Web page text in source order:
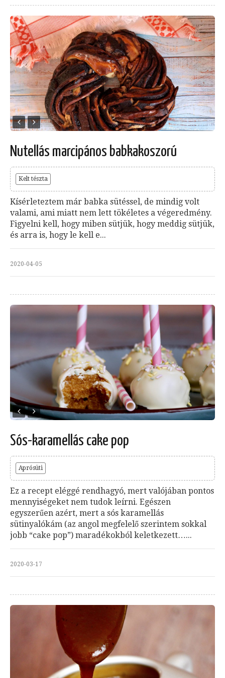
Nutellás marcipános babkakoszorú
Kelt tészta
Kísérleteztem már babka sütéssel, de mindig volt
valami, ami miatt nem lett tökéletes a végeredmény.
Figyelni kell, hogy miben sütjük, hogy meddig sütjük,
és arra is, hogy le kell e...
2020-04-05
Sós-karamellás cake pop
Aprósüti
Ez a recept eléggé rendhagyó, mert valójában pontos
mennyiségeket nem tudok leírni. Egészen
egyszerűen azért, mert a sós karamellás
sütinyalókám (az angol megfelelő szerintem sokkal
jobb “cake pop”) maradékokból keletkezett…...
2020-03-17